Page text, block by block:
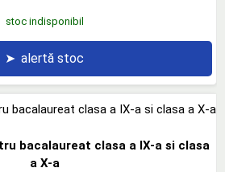
stoc indisponibil
➤ alertă stoc
bacalaureat clasa a IX-a si clasa
a X-a